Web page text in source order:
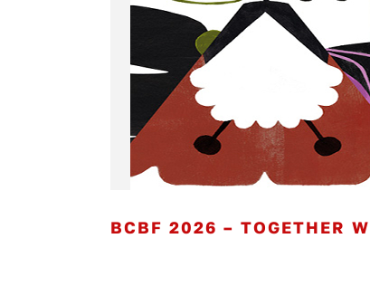
BCBF 2026 – TOGETHER